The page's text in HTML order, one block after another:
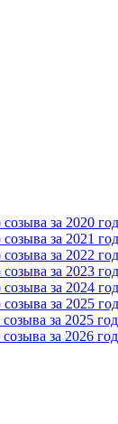
за 2020 год
за 2021 год
за 2022 год
за 2023 год
за 2024 год
за 2025 год
за 2025 год
за 2026 год